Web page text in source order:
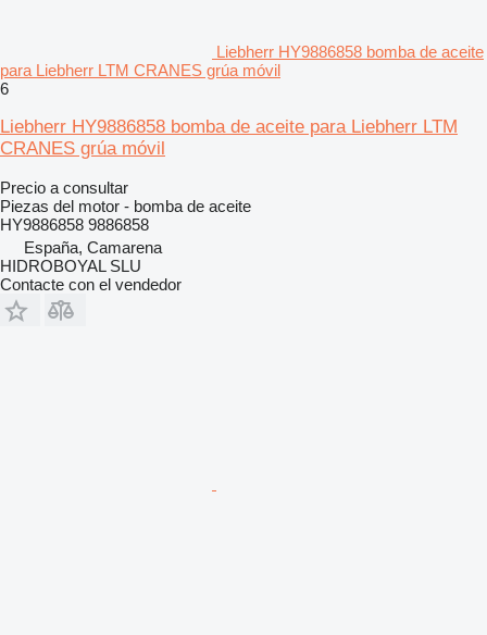
Liebherr HY9886858 bomba de aceite
para Liebherr LTM CRANES grúa móvil
6
Liebherr HY9886858 bomba de aceite para Liebherr LTM
CRANES grúa móvil
Precio a consultar
Piezas del motor - bomba de aceite
HY9886858 9886858
España, Camarena
HIDROBOYAL SLU
Contacte con el vendedor